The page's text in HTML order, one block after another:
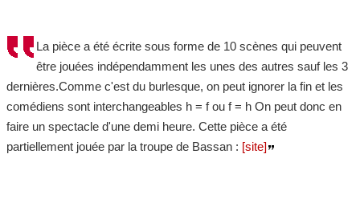
La pièce a été écrite sous forme de 10 scènes qui peuvent
être jouées indépendamment les unes des autres sauf les 3
dernières.Comme c'est du burlesque, on peut ignorer la fin et les
comédiens sont interchangeables h = f ou f = h On peut donc en
faire un spectacle d'une demi heure. Cette pièce a été
partiellement jouée par la troupe de Bassan : [site]